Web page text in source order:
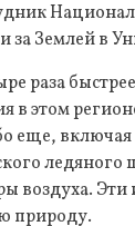
за Землей в
раза
в этом
еще,
воздуха.
природу.